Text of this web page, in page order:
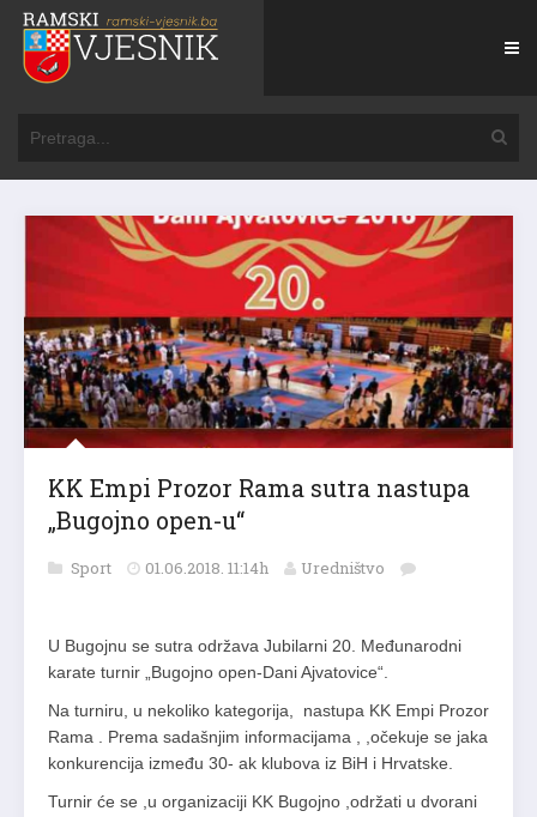
KK Empi Prozor Rama sutra nastupa
„Bugojno open-u“
Sport 01.06.2018. 11:14h Uredništvo
U Bugojnu se sutra održava Jubilarni 20. Međunarodni
karate turnir „Bugojno open-Dani Ajvatovice“.
Na turniru, u nekoliko kategorija, nastupa KK Empi Prozor
Rama . Prema sadašnjim informacijama , ,očekuje se jaka
konkurencija između 30- ak klubova iz BiH i Hrvatske.
Turnir će se ,u organizaciji KK Bugojno ,održati u dvorani